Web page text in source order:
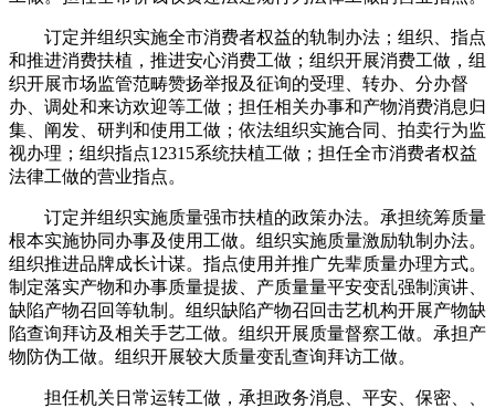
订定并组织实施全市消费者权益的轨制办法；组织、指点
和推进消费扶植，推进安心消费工做；组织开展消费工做，组
织开展市场监管范畴赞扬举报及征询的受理、转办、分办督
办、调处和来访欢迎等工做；担任相关办事和产物消费消息归
集、阐发、研判和使用工做；依法组织实施合同、拍卖行为监
视办理；组织指点12315系统扶植工做；担任全市消费者权益
法律工做的营业指点。
订定并组织实施质量强市扶植的政策办法。承担统筹质量
根本实施协同办事及使用工做。组织实施质量激励轨制办法。
组织推进品牌成长计谋。指点使用并推广先辈质量办理方式。
制定落实产物和办事质量提拔、产质量量平安变乱强制演讲、
缺陷产物召回等轨制。组织缺陷产物召回击艺机构开展产物缺
陷查询拜访及相关手艺工做。组织开展质量督察工做。承担产
物防伪工做。组织开展较大质量变乱查询拜访工做。
担任机关日常运转工做，承担政务消息、平安、保密、、